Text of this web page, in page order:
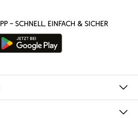
– schnell, einfach & sicher